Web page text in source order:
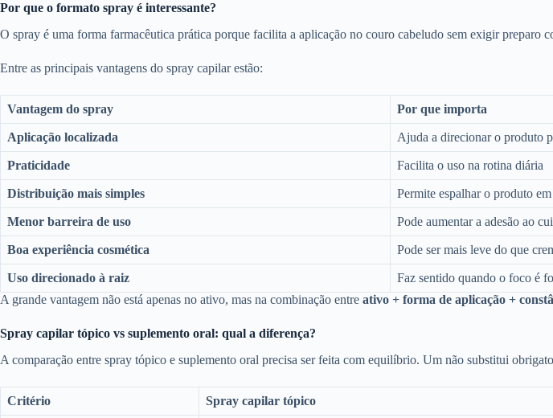
Por que o formato spray é interessante?
O spray é uma forma farmacêutica prática porque facilita a aplicação no couro cabeludo sem exigir preparo
Entre as principais vantagens do spray capilar estão:
Vantagem do spray Por que importa
Aplicação localizada Ajuda a direcionar o produto
Praticidade Facilita o uso na rotina diária
Distribuição mais simples Permite espalhar o produto
Menor barreira de uso Pode aumentar a adesão ao
Boa experiência cosmética Pode ser mais leve do que
Uso direcionado à raiz
Faz sentido quando o foco é
A grande vantagem não está apenas no ativo, mas na combinação entre ativo + forma de aplicação +
Spray capilar tópico vs suplemento oral: qual a diferença?
A comparação entre spray tópico e suplemento oral precisa ser feita com equilíbrio. Um não substitui
Critério Spray capilar tópico